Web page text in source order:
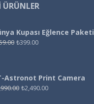
Kupası Eğlence Paketi
₺399.00
Astronot Print Camera
₺2,490.00